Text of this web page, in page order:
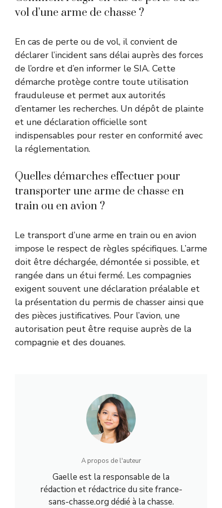
vol d’une arme de chasse ?
En cas de perte ou de vol, il convient de
déclarer l’incident sans délai auprès des forces
de l’ordre et d’en informer le SIA. Cette
démarche protège contre toute utilisation
frauduleuse et permet aux autorités
d’entamer les recherches. Un dépôt de plainte
et une déclaration officielle sont
indispensables pour rester en conformité avec
la réglementation.
Quelles démarches effectuer pour
transporter une arme de chasse en
train ou en avion ?
Le transport d’une arme en train ou en avion
impose le respect de règles spécifiques. L’arme
doit être déchargée, démontée si possible, et
rangée dans un étui fermé. Les compagnies
exigent souvent une déclaration préalable et
la présentation du permis de chasser ainsi que
des pièces justificatives. Pour l’avion, une
autorisation peut être requise auprès de la
compagnie et des douanes.
A propos de l'auteur
Gaelle est la responsable de la
rédaction et rédactrice du site france-
sans-chasse.org dédié à la chasse.